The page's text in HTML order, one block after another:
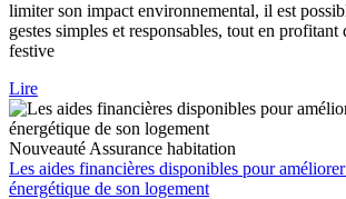
limiter son impact environnemental, il est
gestes simples et responsables, tout en profitant
festive
Lire
Nouveauté Assurance habitation
Les aides financières disponibles pour
énergétique de son logement